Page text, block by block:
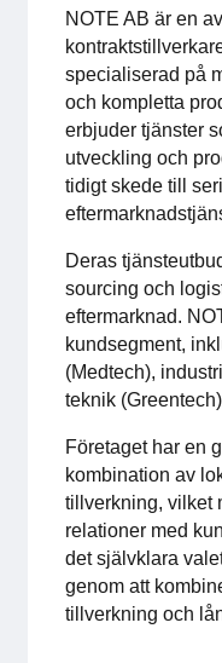
För medlemmar
Medlemsinternt
Handböcker
Fokusgrupper
Elektronikmässan
Om oss
Om Svensk
Medlemskap
NOTE AB är en
specialiserad på
och kompletta
erbjuder tjänster
utveckling och
tidigt skede till
Deras
sourcing och
eftermarknad.
kundsegment,
(Medtech),
teknik
Företaget har en
kombination av
tillverkning, vilket
relationer med
det självklara
genom att
tillverkning och